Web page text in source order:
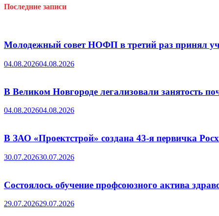
Последние записи
Молодежный совет НОФП в третий раз принял
04.08.202604.08.2026
В Великом Новгороде легализовали занятость
04.08.202604.08.2026
В ЗАО «Проектстрой» создана 43-я первичка
30.07.202630.07.2026
Состоялось обучение профсоюзного актива
29.07.202629.07.2026